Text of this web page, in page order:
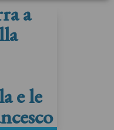
a
e le